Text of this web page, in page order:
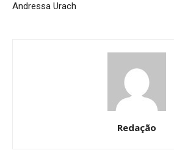
Andressa Urach
Redação